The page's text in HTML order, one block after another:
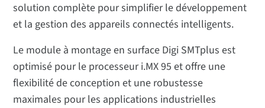
solution complète pour simplifier le développement
et la gestion des appareils connectés intelligents.
Le module à montage en surface Digi SMTplus est
optimisé pour le processeur i.MX 95 et offre une
flexibilité de conception et une robustesse
maximales pour les applications industrielles